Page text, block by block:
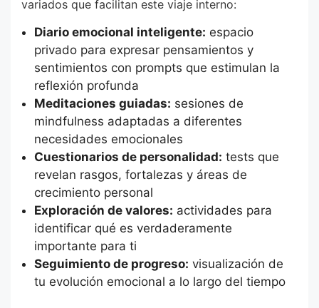
variados que facilitan este viaje interno:
Diario emocional inteligente: espacio
privado para expresar pensamientos y
sentimientos con prompts que estimulan la
reflexión profunda
Meditaciones guiadas: sesiones de
mindfulness adaptadas a diferentes
necesidades emocionales
Cuestionarios de personalidad: tests que
revelan rasgos, fortalezas y áreas de
crecimiento personal
Exploración de valores: actividades para
identificar qué es verdaderamente
importante para ti
Seguimiento de progreso: visualización de
tu evolución emocional a lo largo del tiempo